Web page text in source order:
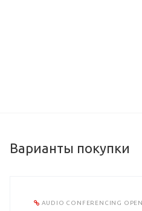
Варианты покупки
AUDIO CONFERENCING OPEN